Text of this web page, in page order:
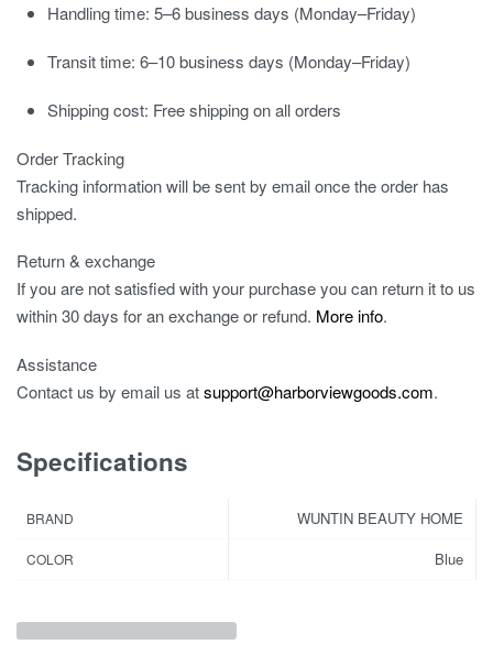
Handling time: 5–6 business days (Monday–Friday)
Transit time: 6–10 business days (Monday–Friday)
Shipping cost: Free shipping on all orders
Order Tracking
Tracking information will be sent by email once the order has
shipped.
Return & exchange
If you are not satisfied with your purchase you can return it to us
within 30 days for an exchange or refund. More info.
Assistance
Contact us by email us atsupport@harborviewgoods.com.
Specifications
BRAND WUNTIN BEAUTY HOME
COLOR Blue